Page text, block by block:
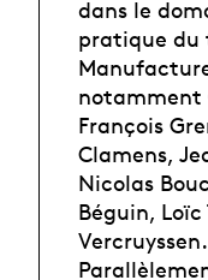
dans le
pratique du
notamment
François
Clamens,
Nicolas
Béguin, Loïc
Vercruyssen.